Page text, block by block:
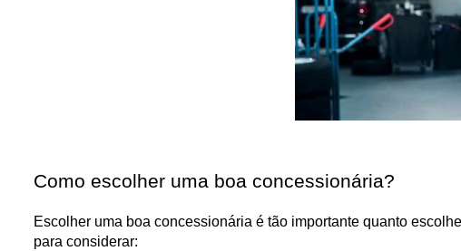
Como escolher uma boa concessionária?
Escolher uma boa concessionária é tão importante quanto
para considerar: